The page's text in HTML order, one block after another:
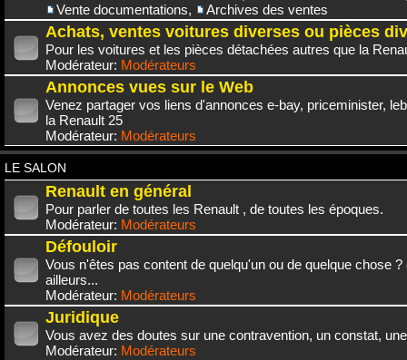
Vente documentations, Archives des ventes
Achats, ventes voitures diverses ou pièces
Pour les voitures et les pièces détachées autres que la
Modérateur: Modérateurs
Annonces vues sur le Web
Venez partager vos liens d'annonces e-bay, priceminister,
la Renault 25
Modérateur: Modérateurs
LE SALON
Renault en général
Pour parler de toutes les Renault , de toutes les époques.
Modérateur: Modérateurs
Défouloir
Vous n'êtes pas content de quelqu'un ou de quelque chose
ailleurs...
Modérateur: Modérateurs
Juridique
Vous avez des doutes sur une contravention, un constat,
Modérateur: Modérateurs